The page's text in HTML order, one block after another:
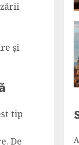
și
tip
De